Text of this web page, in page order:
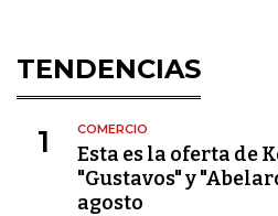
TENDENCIAS
1 COMERCIO
Esta es la oferta de
"Gustavos" y
agosto